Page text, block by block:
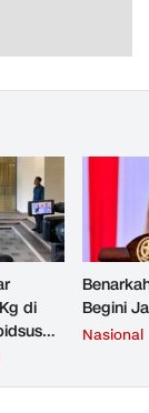
di
Begini
Nasional